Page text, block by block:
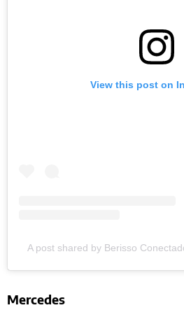
View this post on
A post shared by Berisso
Mercedes